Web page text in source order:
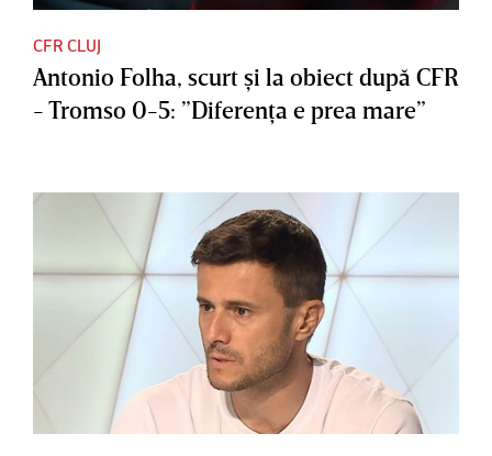
CFR CLUJ
Antonio Folha, scurt şi la obiect după CFR
- Tromso 0-5: ”Diferenţa e prea mare”